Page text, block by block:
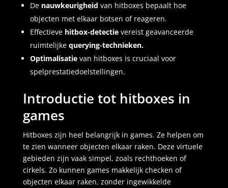
De nauwkeurigheid van hitboxes bepaalt hoe
objecten met elkaar botsen of reageren.
Effectieve hitbox-detectievereist geavanceerde
ruimtelijke querying-technieken.
Optimalisatievan hitboxes is cruciaal voor
spelprestatiedoelstellingen.
Introductie tot hitboxes in
games
Hitboxes zijn heel belangrijk in games. Ze helpen om
te zien wanneer objecten elkaar raken. Deze virtuele
gebieden zijn vaak simpel, zoals rechthoeken of
cirkels. Zo kunnen games makkelijk checken of
objecten elkaar raken, zonder ingewikkelde